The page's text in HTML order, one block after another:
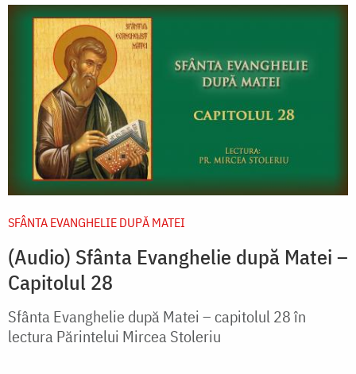
SFÂNTA EVANGHELIE DUPĂ MATEI
(Audio) Sfânta Evanghelie după Matei –
Capitolul 28
Sfânta Evanghelie după Matei – capitolul 28 în
lectura Părintelui Mircea Stoleriu